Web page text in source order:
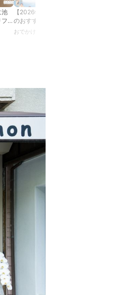
池
レ
街
【2026年最新】関東
のおすすめの屋内プー
ル人気10選
おでかけ